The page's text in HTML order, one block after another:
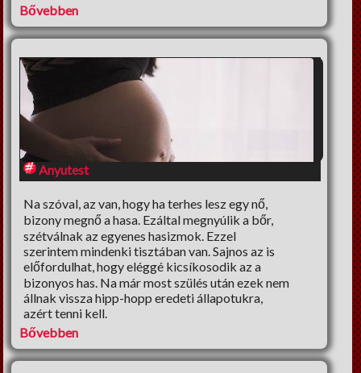
Bővebben
Anyutest
Na szóval, az van, hogy ha terhes lesz egy nő,
bizony megnő a hasa. Ezáltal megnyúlik a bőr,
szétválnak az egyenes hasizmok. Ezzel
szerintem mindenki tisztában van. Sajnos az is
előfordulhat, hogy eléggé kicsíkosodik az a
bizonyos has. Na már most szülés után ezek nem
állnak vissza hipp-hopp eredeti állapotukra,
azért tenni kell.
Bővebben